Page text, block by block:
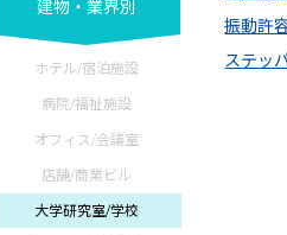
建物・業界別
ホテル/宿泊施設
病院/福祉施設
オフィス/会議室
店舗/商業ビル
大学研究室/学校
振動許
ステッ